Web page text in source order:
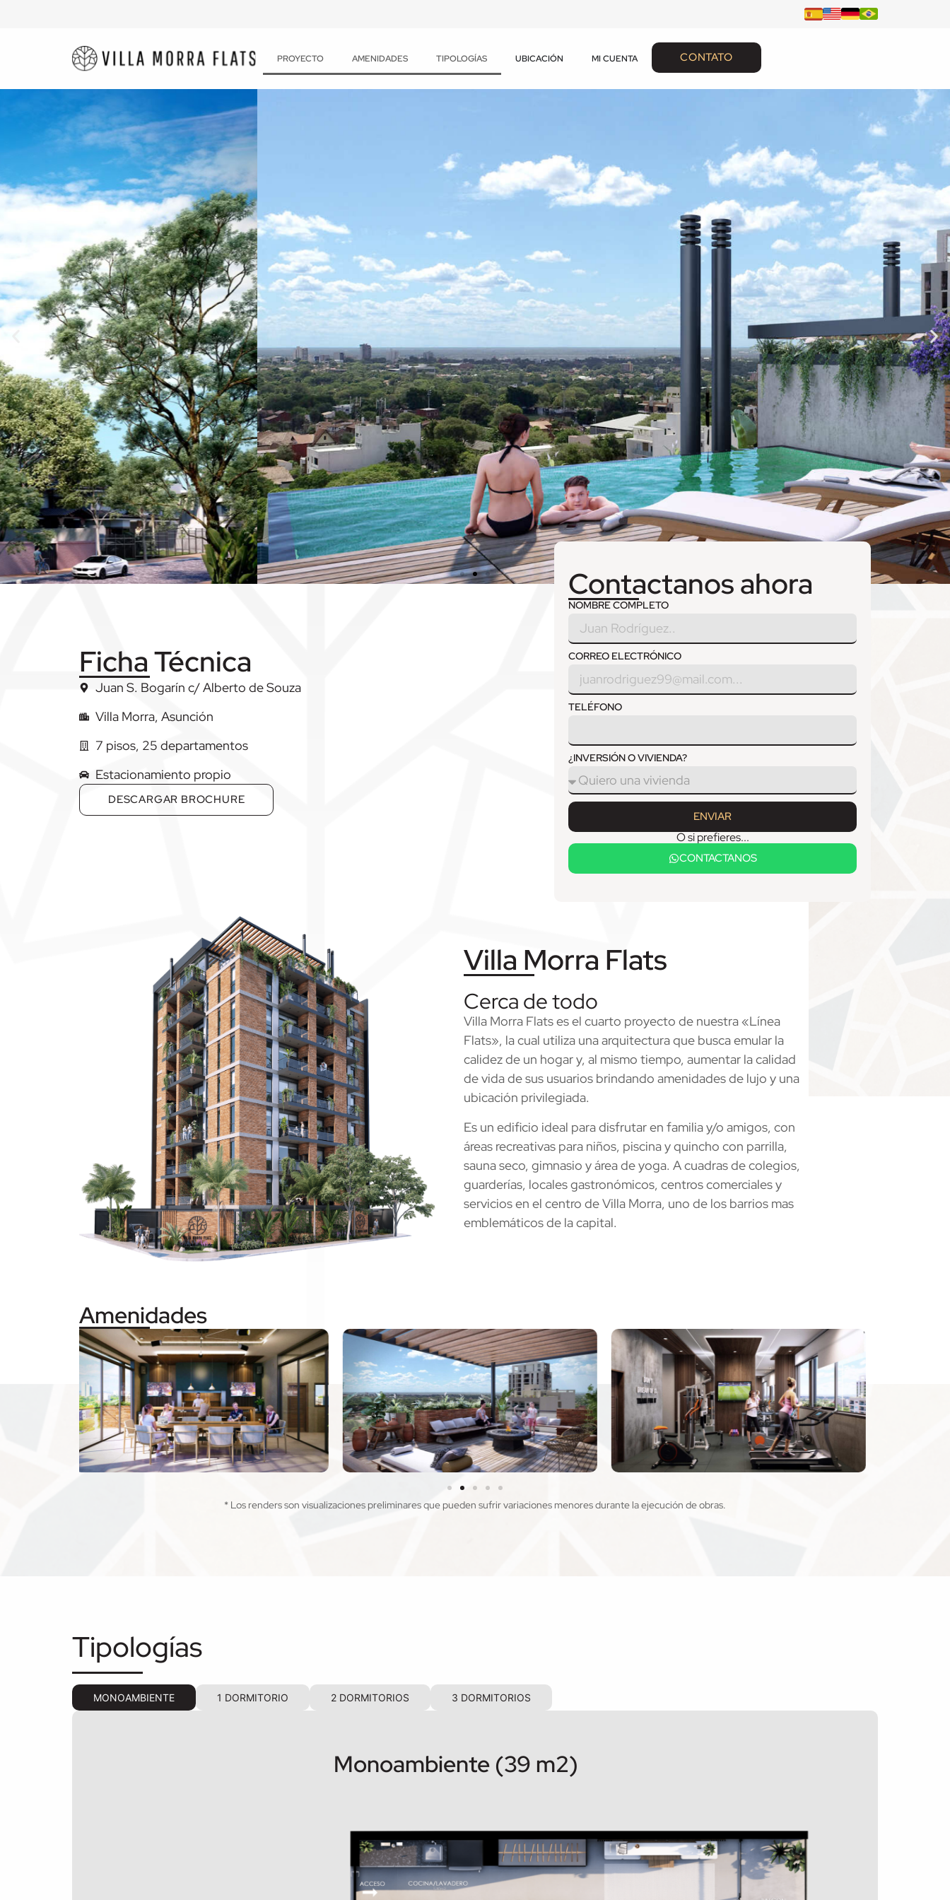
PROYECTO AMENIDADES TIPOLOGÍAS UBICACIÓN MI CUENTA CONTATO
Ficha Técnica
Juan S. Bogarín c/ Alberto de Souza
Villa Morra, Asunción
7 pisos, 25 departamentos
Estacionamiento propio
DESCARGAR BROCHURE
Contactanos ahora
NOMBRE COMPLETO
CORREO ELECTRÓNICO
TELÉFONO
¿INVERSIÓN O VIVIENDA?
ENVIAR
O si prefieres...
CONTACTANOS
Villa Morra Flats
Cerca de todo
Villa Morra Flats es el cuarto proyecto de nuestra «Línea
Flats», la cual utiliza una arquitectura que busca emular la
calidez de un hogar y, al mismo tiempo, aumentar la calidad
de vida de sus usuarios brindando amenidades de lujo y una
ubicación privilegiada.
Es un edificio ideal para disfrutar en familia y/o amigos, con
áreas recreativas para niños, piscina y quincho con parrilla,
sauna seco, gimnasio y área de yoga. A cuadras de colegios,
guarderías, locales gastronómicos, centros comerciales y
servicios en el centro de Villa Morra, uno de los barrios mas
emblemáticos de la capital.
Amenidades
* Los renders son visualizaciones preliminares que pueden sufrir variaciones menores durante la ejecución de obras.
Tipologías
MONOAMBIENTE 1 DORMITORIO 2 DORMITORIOS 3 DORMITORIOS
Monoambiente (39 m2)